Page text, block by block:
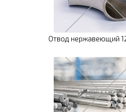
Отвод нержавеющий